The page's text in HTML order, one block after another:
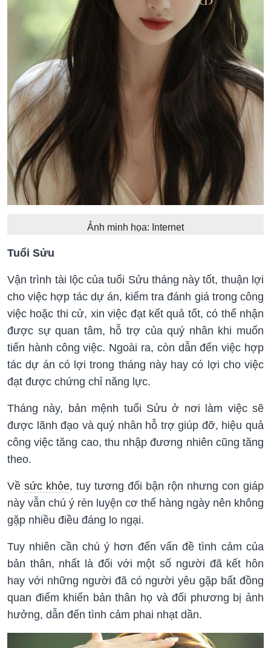
Ảnh minh họa: Internet
Tuổi Sửu
Vận trình tài lộc của tuổi Sửu tháng này tốt, thuận lợi
cho việc hợp tác dự án, kiểm tra đánh giá trong công
việc hoặc thi cử, xin việc đạt kết quả tốt, có thể nhận
được sự quan tâm, hỗ trợ của quý nhân khi muốn
tiến hành công việc. Ngoài ra, còn dẫn đến việc hợp
tác dự án có lợi trong tháng này hay có lợi cho việc
đạt được chứng chỉ năng lực.
Tháng này, bản mệnh tuổi Sửu ở nơi làm việc sẽ
được lãnh đạo và quý nhân hỗ trợ giúp đỡ, hiệu quả
công việc tăng cao, thu nhập đương nhiên cũng tăng
theo.
Về sức khỏe, tuy tương đối bận rộn nhưng con giáp
này vẫn chú ý rèn luyện cơ thể hàng ngày nên không
gặp nhiều điều đáng lo ngại.
Tuy nhiên cần chú ý hơn đến vấn đề tình cảm của
bản thân, nhất là đối với một số người đã kết hôn
hay với những người đã có người yêu gặp bất đồng
quan điểm khiến bản thân họ và đối phương bị ảnh
hưởng, dẫn đến tình cảm phai nhạt dần.